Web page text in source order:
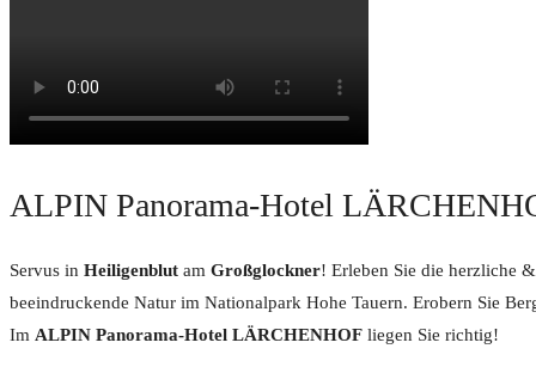
ALPIN Panorama-Hotel
Servus in Heiligenblut am Großglockner! Erleben Sie die herzliche
beeindruckende Natur im Nationalpark Hohe Tauern. Erobern Sie
Im ALPIN Panorama-Hotel LÄRCHENHOF liegen Sie richtig!